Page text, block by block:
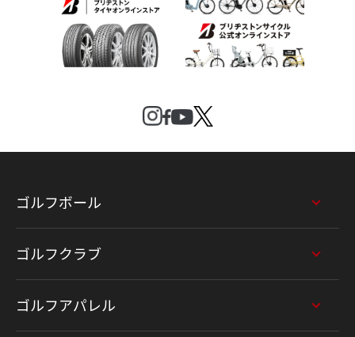
ゴルフボール
ゴルフクラブ
ゴルフアパレル